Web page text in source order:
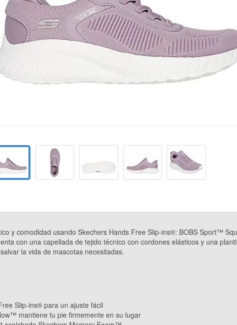
y comodidad usando Skechers Hands Free Slip-ins®: BOBS Sport™
con una capellada de tejido técnico con cordones elásticos y una
la vida de mascotas necesitadas.
Slip-ins® para un ajuste fácil
mantiene tu pie firmemente en su lugar